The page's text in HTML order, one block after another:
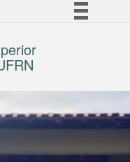
BR
Legislação